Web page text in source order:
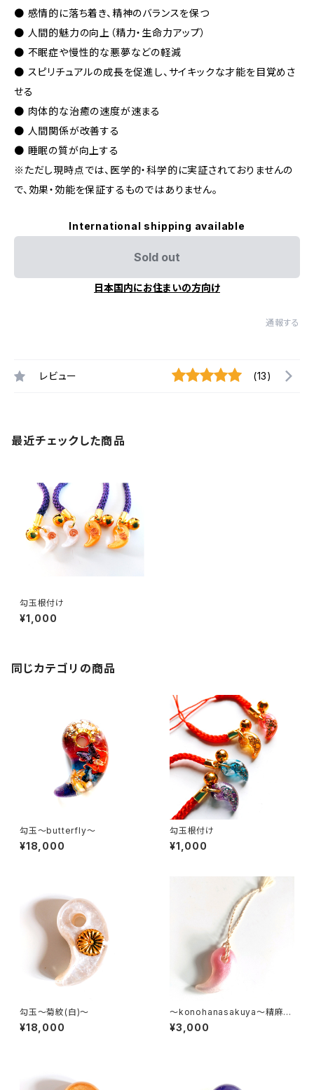
● 感情的に落ち着き、精神のバランスを保つ
● 人間的魅力の向上（精力・生命力アップ）
● 不眠症や慢性的な悪夢などの軽減
● スピリチュアルの成長を促進し、サイキックな才能を目覚めさ
せる
● 肉体的な治癒の速度が速まる
● 人間関係が改善する
● 睡眠の質が向上する
※ただし現時点では、医学的・科学的に実証されておりませんの
で、効果・効能を保証するものではありません。
International shipping available
Sold out
日本国内にお住まいの方向け
通報する
レビュー (13)
最近チェックした商品
勾玉根付け
¥1,000
同じカテゴリの商品
勾玉～butterfly～
¥18,000
勾玉根付け
¥1,000
勾玉～菊紋(白)～
¥18,000
～konohanasakuya～精麻ス
トラップ
¥3,000